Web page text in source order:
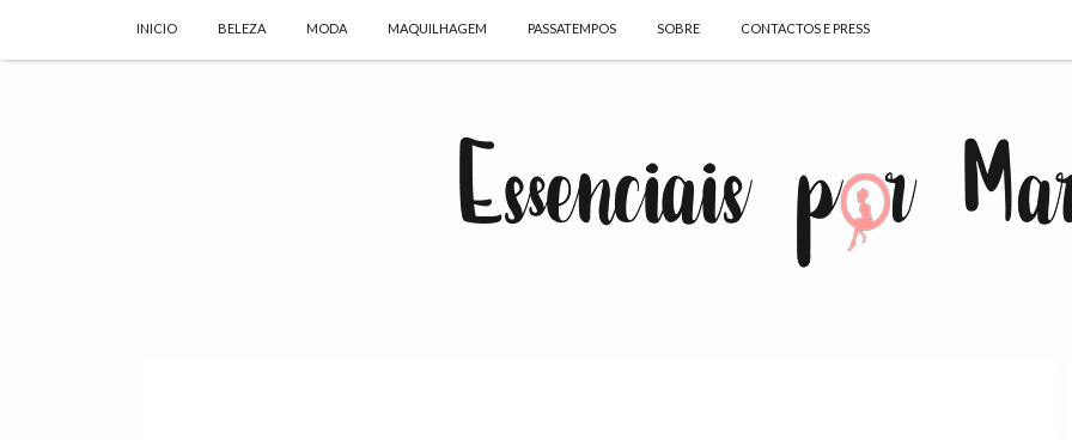
INICIO BELEZA MODA MAQUILHAGEM PASSATEMPOS SOBRE CONTACTOS E PRESS